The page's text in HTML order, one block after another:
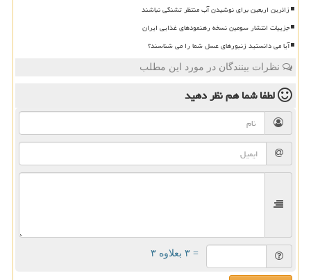
زائرین اربعین برای نوشیدن آب منتظر تشنگی نباشند
جزییات انتشار سومین نسخه رهنمودهای غذایی ایران
آیا می دانستید زنبورهای عسل شما را می شناسند؟
نظرات بینندگان در مورد این مطلب
لطفا شما همنظر دهید
= ۳ بعلاوه ۳